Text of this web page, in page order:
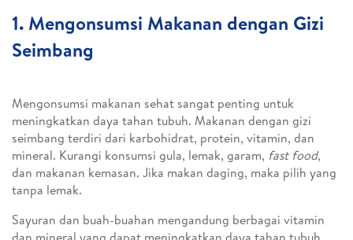
1. Mengonsumsi Makanan dengan Gizi
Seimbang
Mengonsumsi makanan sehat sangat penting untuk
meningkatkan daya tahan tubuh. Makanan dengan gizi
seimbang terdiri dari karbohidrat, protein, vitamin, dan
mineral. Kurangi konsumsi gula, lemak, garam, fast food,
dan makanan kemasan. Jika makan daging, maka pilih yang
tanpa lemak.
Sayuran dan buah-buahan mengandung berbagai vitamin